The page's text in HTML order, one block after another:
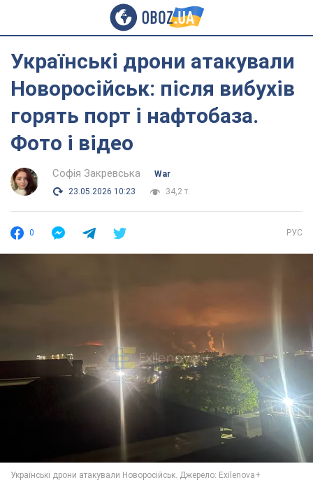
Українські дрони атакували
Новоросійськ: після вибухів
горять порт і нафтобаза.
Фото і відео
Софія Закревська
War
23.05.2026 10:23
34,2 т.
0 РУС